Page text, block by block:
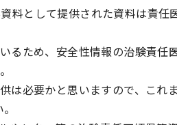
料として提供された資料は責
るため、安全性情報の治験責
は必要かと思いますので、こ